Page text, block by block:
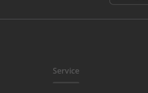
Service